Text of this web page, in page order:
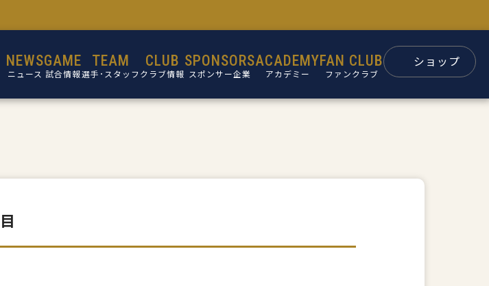
NEWS
ニュース
GAME
試合情報
TEAM
選手･スタッフ
CLUB
クラブ情報
ミッション
クラブ概要
SPONSORS
スポンサー企業
後援会
ACADEMY
アカデミー
FAN CLUB
ファンクラブ
ショップ